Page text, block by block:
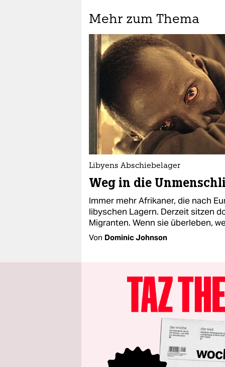
Mehr zum Thema
Libyens Abschiebelager
Weg in die
Immer mehr Afrikaner, die nach
libyschen Lagern. Derzeit sitzen
Migranten. Wenn sie überleben,
Von Dominic Johnson